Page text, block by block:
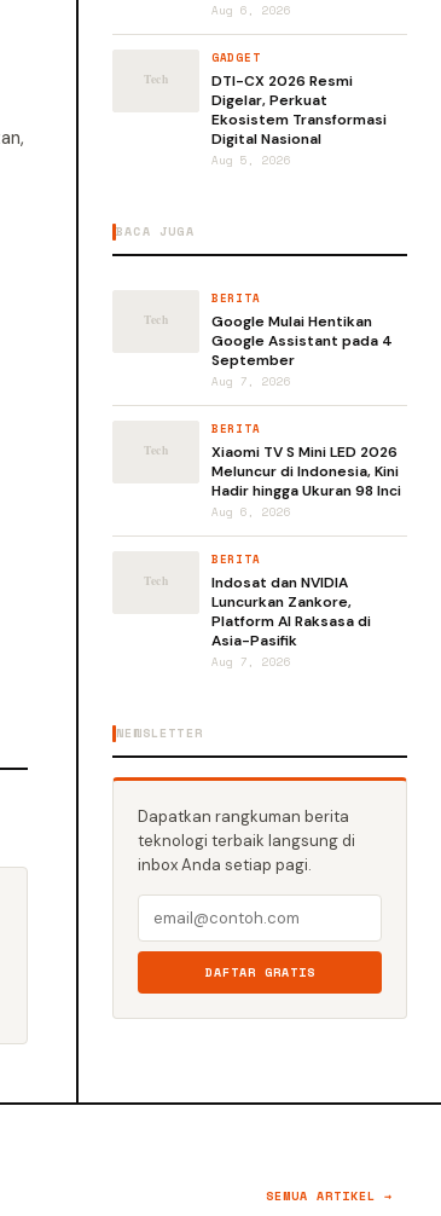
Aug 6, 2026
GADGET
DTI-CX 2026 Resmi
Digelar, Perkuat
Ekosistem Transformasi
Digital Nasional
Aug 5, 2026
BACA JUGA
BERITA
Google Mulai Hentikan
Google Assistant pada 4
September
Aug 7, 2026
BERITA
Xiaomi TV S Mini LED 2026
Meluncur di Indonesia, Kini
Hadir hingga Ukuran 98 Inci
Aug 6, 2026
BERITA
Indosat dan NVIDIA
Luncurkan Zankore,
Platform AI Raksasa di
Asia-Pasifik
Aug 7, 2026
NEWSLETTER
Dapatkan rangkuman berita
teknologi terbaik langsung di
inbox Anda setiap pagi.
DAFTAR GRATIS
SEMUA ARTIKEL →